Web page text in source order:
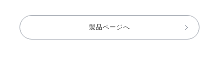
製品ページへ